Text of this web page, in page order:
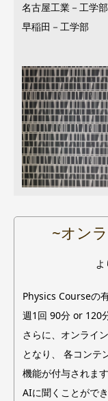
名古屋工業－工
早稲田－工学
~オン
Physics Courseの
週1回 90分 or 120
さらに、オンライ
となり、 各コンテ
機能が付与されま
AIに聞くことがで